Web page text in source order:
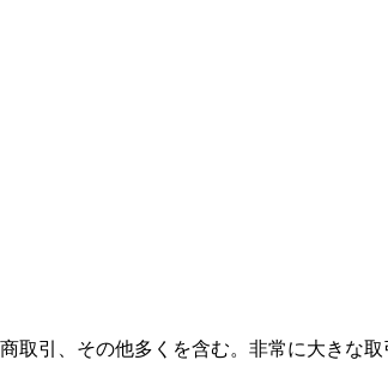
引、その他多くを含む。非常に大きな